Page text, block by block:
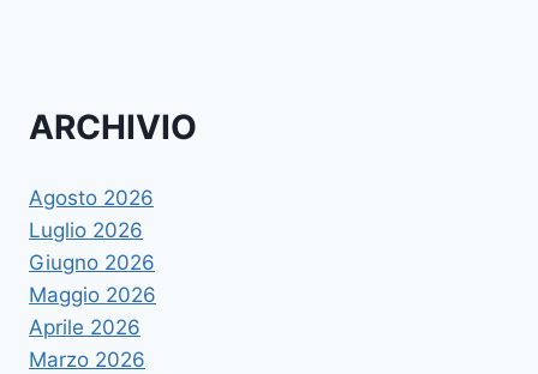
ARCHIVIO
Agosto 2026
Luglio 2026
Giugno 2026
Maggio 2026
Aprile 2026
Marzo 2026